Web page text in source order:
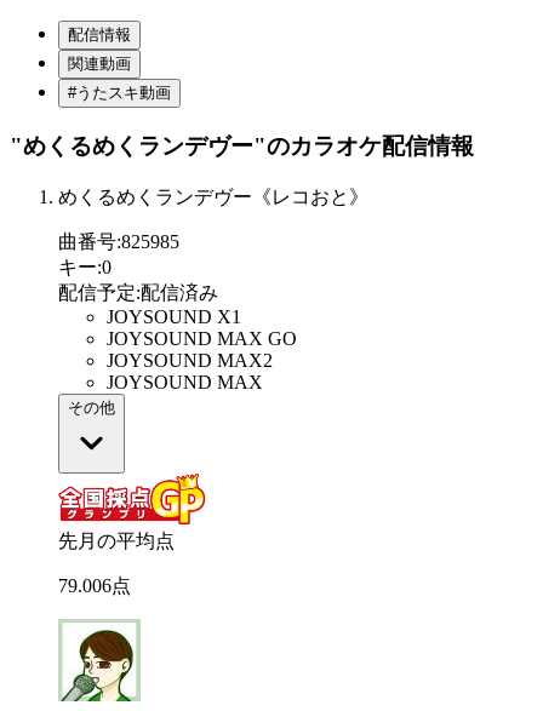
配信情報
関連動画
#うたスキ動画
"めくるめくランデヴー"のカラオケ配信情報
めくるめくランデヴー《レコおと》
曲番号:825985
キー:0
配信予定:配信済み
JOYSOUND X1
JOYSOUND MAX GO
JOYSOUND MAX2
JOYSOUND MAX
その他
先月の平均点
79.006点